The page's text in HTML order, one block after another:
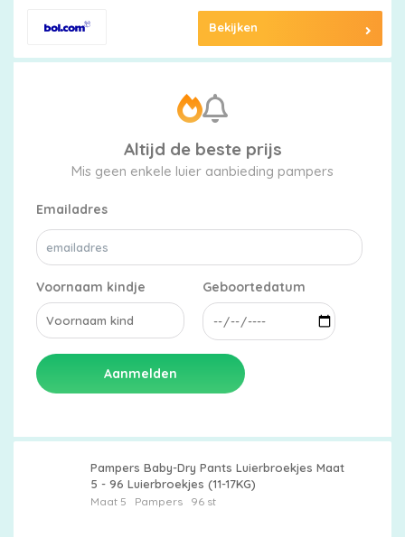
Bekijken
Altijd de beste prijs
Mis geen enkele luier aanbieding pampers
Emailadres
Voornaam kindje Geboortedatum
Aanmelden
Pampers Baby-Dry Pants Luierbroekjes Maat
5 - 96 Luierbroekjes (11-17KG)
Maat 5 Pampers96 st